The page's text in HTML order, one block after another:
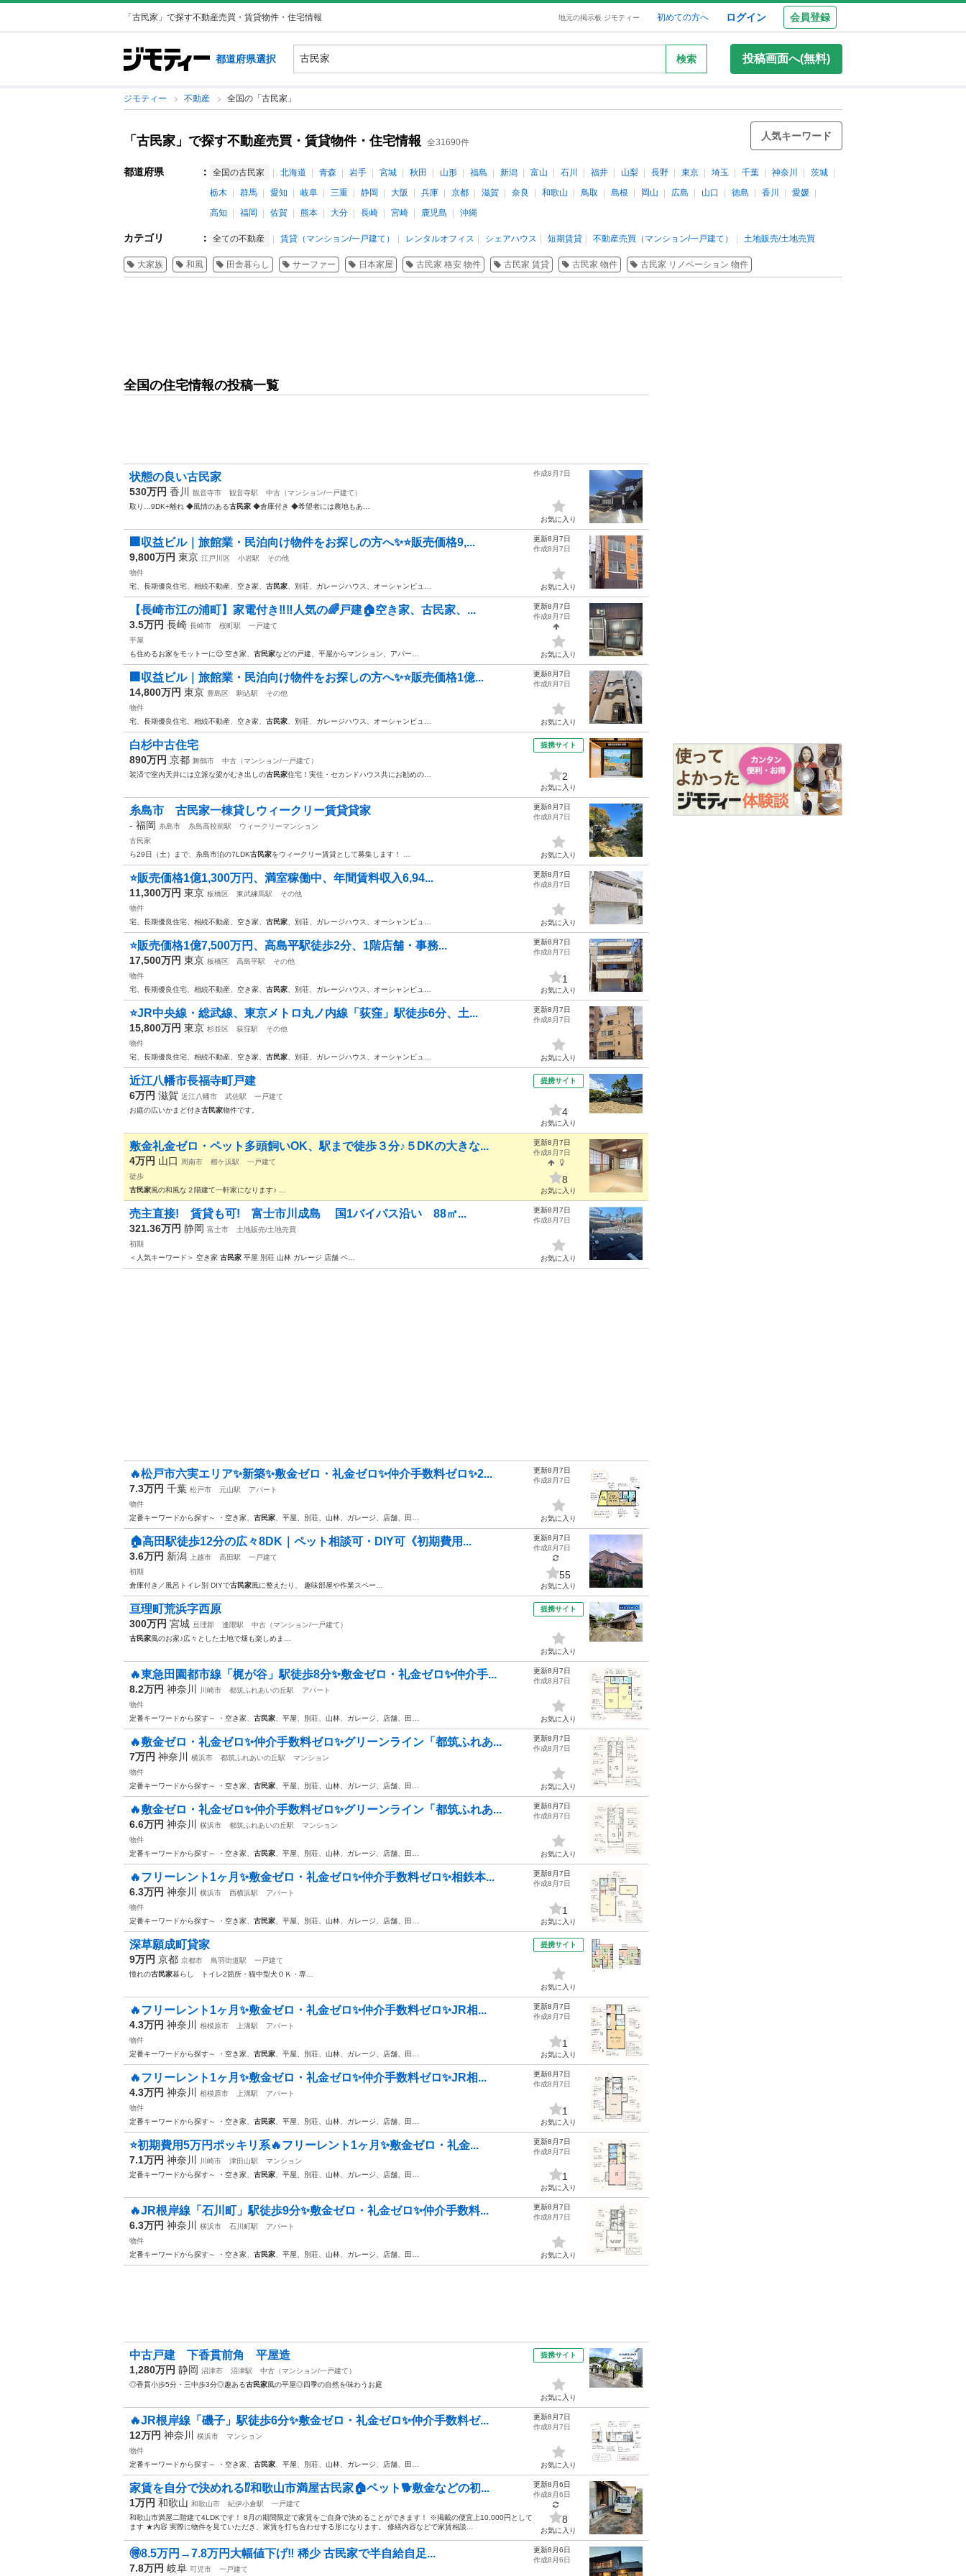
「古民家」で探す不動産売買・賃貸物件・住宅情報 地元の掲示板 ジモティー 初めての方へ ログイン 会員登録
都道府県選択 検索 投稿画面へ(無料)
ジモティー 不動産 全国の「古民家」
「古民家」で探す不動産売買・賃貸物件・住宅情報 全31690件
人気キーワード
都道府県 ： 全国の古民家 北海道 青森 岩手 宮城 秋田 山形 福島 新潟 富山 石川 福井 山梨 長野 東京 埼玉 千葉 神奈川
茨城
栃木
群馬 愛知 岐阜 三重 静岡 大阪 兵庫 京都 滋賀 奈良 和歌山 鳥取 島根 岡山 広島 山口 徳島 香川
愛媛
高知
福岡 佐賀 熊本 大分 長崎 宮崎 鹿児島 沖縄
カテゴリ ： 全ての不動産 賃貸（マンション/一戸建て） レンタルオフィス シェアハウス 短期賃貸 不動産売買（マンション/一戸建て） 土地販売/土地売買
大家族 和風 田舎暮らし サーファー 日本家屋 古民家 格安 物件 古民家 賃貸 古民家 物件 古民家 リノベーション 物件
全国の住宅情報の投稿一覧
状態の良い古民家
530万円 香川 観音寺市 観音寺駅
中古（マンション/一戸建て）
取り…9DK+離れ ◆風情のある古民家 ◆倉庫付き ◆希望者には農地もあ…
作成8月7日
お気に入り
🏢収益ビル｜旅館業・民泊向け物件をお探しの方へ✨⭐️販売価格9,...
9,800万円 東京 江戸川区 小岩駅
その他
物件
宅、長期優良住宅、相続不動産、空き家、 古民家 、別荘、ガレージハウス、オーシャンビュ…
更新8月7日
作成8月7日
お気に入り
【長崎市江の浦町】家電付き‼️‼️人気の🌈戸建🏠空き家、古民家、...
3.5万円 長崎 長崎市 桜町駅
一戸建て
平屋
も住めるお家をモットーに😊 空き家、 古民家などの戸建、平屋からマンション、アパー…
更新8月7日
作成8月7日
お気に入り
🏢収益ビル｜旅館業・民泊向け物件をお探しの方へ✨⭐️販売価格1億...
14,800万円 東京 豊島区 駒込駅
その他
物件
宅、長期優良住宅、相続不動産、空き家、 古民家 、別荘、ガレージハウス、オーシャンビュ…
更新8月7日
作成8月7日
お気に入り
白杉中古住宅
890万円 京都 舞鶴市
中古（マンション/一戸建て）
装済で室内天井には立派な梁がむき出しの古民家住宅！実住・セカンドハウス共にお勧めの…
提携サイト
2
お気に入り
糸島市 古民家一棟貸しウィークリー賃貸貸家
- 福岡 糸島市 糸島高校前駅
ウィークリーマンション
古民家
ら29日（土）まで、糸島市泊の7LDK古民家をウィークリー賃貸として募集します！ …
更新8月7日
作成8月7日
お気に入り
⭐️販売価格1億1,300万円、満室稼働中、年間賃料収入6,94...
11,300万円 東京 板橋区 東武練馬駅
その他
物件
宅、長期優良住宅、相続不動産、空き家、 古民家 、別荘、ガレージハウス、オーシャンビュ…
更新8月7日
作成8月7日
お気に入り
⭐️販売価格1億7,500万円、高島平駅徒歩2分、1階店舗・事務...
17,500万円 東京 板橋区 高島平駅
その他
物件
宅、長期優良住宅、相続不動産、空き家、 古民家 、別荘、ガレージハウス、オーシャンビュ…
更新8月7日
作成8月7日
1
お気に入り
⭐️JR中央線・総武線、東京メトロ丸ノ内線「荻窪」駅徒歩6分、土...
15,800万円 東京 杉並区 荻窪駅
その他
物件
宅、長期優良住宅、相続不動産、空き家、 古民家 、別荘、ガレージハウス、オーシャンビュ…
更新8月7日
作成8月7日
お気に入り
近江八幡市長福寺町戸建
6万円 滋賀 近江八幡市 武佐駅
一戸建て
お庭の広いかまど付き古民家物件です。
提携サイト
4
お気に入り
敷金礼金ゼロ・ペット多頭飼いOK、駅まで徒歩３分♪５DKの大きな...
4万円 山口 周南市 櫛ケ浜駅
一戸建て
徒歩
古民家風の和風な２階建て一軒家になります♪ …
更新8月7日
作成8月7日
8
お気に入り
売主直接! 賃貸も可! 富士市川成島 国1バイパス沿い 88㎡...
321.36万円 静岡 富士市
土地販売/土地売買
初期
＜人気キーワード＞ 空き家 古民家 平屋 別荘 山林 ガレージ 店舗 ペ…
更新8月7日
作成8月7日
お気に入り
🔥松戸市六実エリア✨新築✨敷金ゼロ・礼金ゼロ✨仲介手数料ゼロ✨2...
7.3万円 千葉 松戸市 元山駅
アパート
物件
定番キーワードから探す～ ・空き家、 古民家 、平屋、別荘、山林、ガレージ、店舗、田…
更新8月7日
作成8月7日
お気に入り
🏠高田駅徒歩12分の広々8DK｜ペット相談可・DIY可《初期費用...
3.6万円 新潟 上越市 高田駅
一戸建て
初期
倉庫付き／風呂トイレ別 DIYで古民家風に整えたり、 趣味部屋や作業スペー…
更新8月7日
作成8月7日
55
お気に入り
亘理町荒浜字西原
300万円 宮城 亘理郡 逢隈駅
中古（マンション/一戸建て）
古民家風のお家♪広々とした土地で畑も楽しめま…
提携サイト
お気に入り
🔥東急田園都市線「梶が谷」駅徒歩8分✨敷金ゼロ・礼金ゼロ✨仲介手...
8.2万円 神奈川 川崎市 都筑ふれあいの丘駅
アパート
物件
定番キーワードから探す～ ・空き家、 古民家 、平屋、別荘、山林、ガレージ、店舗、田…
更新8月7日
作成8月7日
お気に入り
🔥敷金ゼロ・礼金ゼロ✨仲介手数料ゼロ✨グリーンライン「都筑ふれあ...
7万円 神奈川 横浜市 都筑ふれあいの丘駅
マンション
物件
定番キーワードから探す～ ・空き家、 古民家 、平屋、別荘、山林、ガレージ、店舗、田…
更新8月7日
作成8月7日
お気に入り
🔥敷金ゼロ・礼金ゼロ✨仲介手数料ゼロ✨グリーンライン「都筑ふれあ...
6.6万円 神奈川 横浜市 都筑ふれあいの丘駅
マンション
物件
定番キーワードから探す～ ・空き家、 古民家 、平屋、別荘、山林、ガレージ、店舗、田…
更新8月7日
作成8月7日
お気に入り
🔥フリーレント1ヶ月✨敷金ゼロ・礼金ゼロ✨仲介手数料ゼロ✨相鉄本...
6.3万円 神奈川 横浜市 西横浜駅
アパート
物件
定番キーワードから探す～ ・空き家、 古民家 、平屋、別荘、山林、ガレージ、店舗、田…
更新8月7日
作成8月7日
1
お気に入り
深草願成町貸家
9万円 京都 京都市 鳥羽街道駅
一戸建て
憧れの古民家暮らし トイレ2箇所・猫中型犬ＯＫ・専…
提携サイト
お気に入り
🔥フリーレント1ヶ月✨敷金ゼロ・礼金ゼロ✨仲介手数料ゼロ✨JR相...
4.3万円 神奈川 相模原市 上溝駅
アパート
物件
定番キーワードから探す～ ・空き家、 古民家 、平屋、別荘、山林、ガレージ、店舗、田…
更新8月7日
作成8月7日
1
お気に入り
🔥フリーレント1ヶ月✨敷金ゼロ・礼金ゼロ✨仲介手数料ゼロ✨JR相...
4.3万円 神奈川 相模原市 上溝駅
アパート
物件
定番キーワードから探す～ ・空き家、 古民家 、平屋、別荘、山林、ガレージ、店舗、田…
更新8月7日
作成8月7日
1
お気に入り
⭐️初期費用5万円ポッキリ系🔥フリーレント1ヶ月✨敷金ゼロ・礼金...
7.1万円 神奈川 川崎市 津田山駅
マンション
定番キーワードから探す～ ・空き家、 古民家 、平屋、別荘、山林、ガレージ、店舗、田…
更新8月7日
作成8月7日
1
お気に入り
🔥JR根岸線「石川町」駅徒歩9分✨敷金ゼロ・礼金ゼロ✨仲介手数料...
6.3万円 神奈川 横浜市 石川町駅
アパート
物件
定番キーワードから探す～ ・空き家、 古民家 、平屋、別荘、山林、ガレージ、店舗、田…
更新8月7日
作成8月7日
お気に入り
中古戸建 下香貫前角 平屋造
1,280万円 静岡 沼津市 沼津駅
中古（マンション/一戸建て）
◎香貫小歩5分・三中歩3分◎趣ある古民家風の平屋◎四季の自然を味わうお庭
提携サイト
お気に入り
🔥JR根岸線「磯子」駅徒歩6分✨敷金ゼロ・礼金ゼロ✨仲介手数料ゼ...
12万円 神奈川 横浜市
マンション
物件
定番キーワードから探す～ ・空き家、 古民家 、平屋、別荘、山林、ガレージ、店舗、田…
更新8月7日
作成8月7日
お気に入り
家賃を自分で決めれる⁉️和歌山市満屋古民家🏠ペット🐕敷金などの初...
1万円 和歌山 和歌山市 紀伊小倉駅
一戸建て
和歌山市満屋二階建て4LDKです！ 8月の期間限定で家賃をご自身で決めることができます！ ※掲載の便宜上10,000円として
ます ★内容 実際に物件を見ていただき、家賃を打ち合わせする形になります。 修繕内容などで家賃相談...
更新8月6日
作成8月6日
8
お気に入り
🉐8.5万円→7.8万円大幅値下げ‼︎ 稀少 古民家で半自給自足...
7.8万円 岐阜 可児市 一戸建て
更新8月6日
作成8月6日